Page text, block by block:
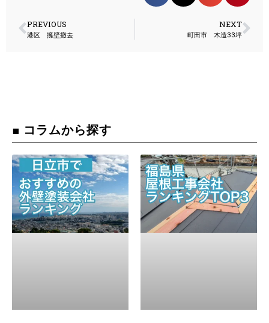
PREVIOUS
港区 擁壁撤去
NEXT
町田市 木造33坪
■ コラムから探す